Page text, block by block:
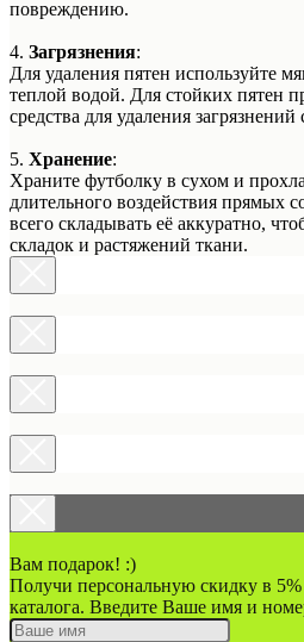
повреждению.
4. Загрязнения:
Для удаления пятен используйте
теплой водой. Для стойких пятен
средства для удаления загрязнений
5. Хранение:
Храните футболку в сухом и
длительного воздействия прямых
всего складывать её аккуратно,
складок и растяжений ткани.
Вам подарок! :)
Получи персональную скидку в
каталога. Введите Ваше имя и